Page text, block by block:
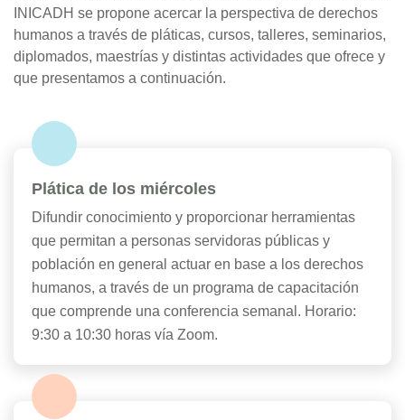
INICADH se propone acercar la perspectiva de derechos
humanos a través de pláticas, cursos, talleres, seminarios,
diplomados, maestrías y distintas actividades que ofrece y
que presentamos a continuación.
Plática de los miércoles
Difundir conocimiento y proporcionar herramientas
que permitan a personas servidoras públicas y
población en general actuar en base a los derechos
humanos, a través de un programa de capacitación
que comprende una conferencia semanal. Horario:
9:30 a 10:30 horas vía Zoom.